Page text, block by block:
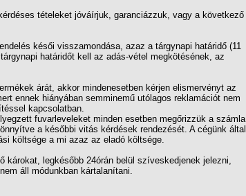
tételeket jóváírjuk, garanciázzuk, vagy a következő
késői visszamondása, azaz a tárgynapi határidő (11
határidőt kell az adás-vétel megkötésének, az
árát, akkor mindenesetben kérjen elismervényt az
ennek hiányában semminemű utólagos reklamációt nem
kapcsolatban.
fuvarleveleket minden esetben megőrizzük a számla
a későbbi vitás kérdések rendezését. A cégünk által
költsége a mi azaz az eladó költsége.
károkat, legkésőbb 24órán belül szíveskedjenek jelezni,
áll módunkban kártalanítani.